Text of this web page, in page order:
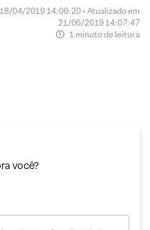
18/04/2019 14:06:20 • Atualizado em
21/06/2019 14:07:47
1 minuto de leitura
você?